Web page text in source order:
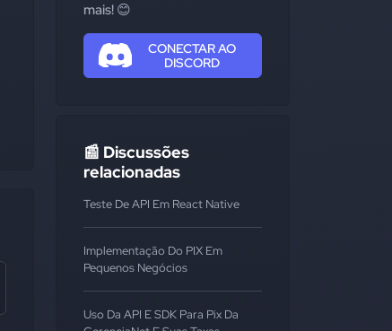
mais! 😊
CONECTAR AO
DISCORD
📰 Discussões
relacionadas
Teste De API Em React Native
Implementação Do PIX Em
Pequenos Negócios
Uso Da API E SDK Para Pix Da